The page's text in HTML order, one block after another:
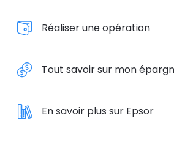
Réaliser une opération
Tout savoir sur mon
En savoir plus sur Epsor